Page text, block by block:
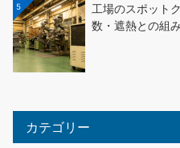
5
工場のスポット
数・遮熱との組
カテゴリー